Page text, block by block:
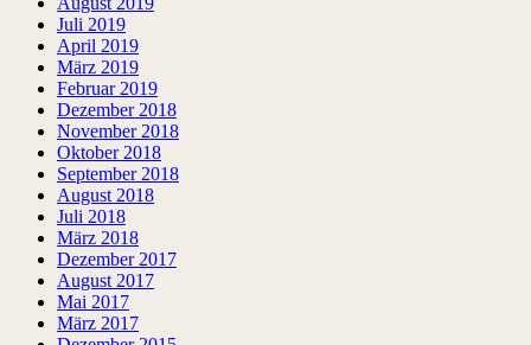
Juli 2019
April 2019
März 2019
Februar 2019
Dezember 2018
November 2018
Oktober 2018
September 2018
August 2018
Juli 2018
März 2018
Dezember 2017
August 2017
Mai 2017
März 2017